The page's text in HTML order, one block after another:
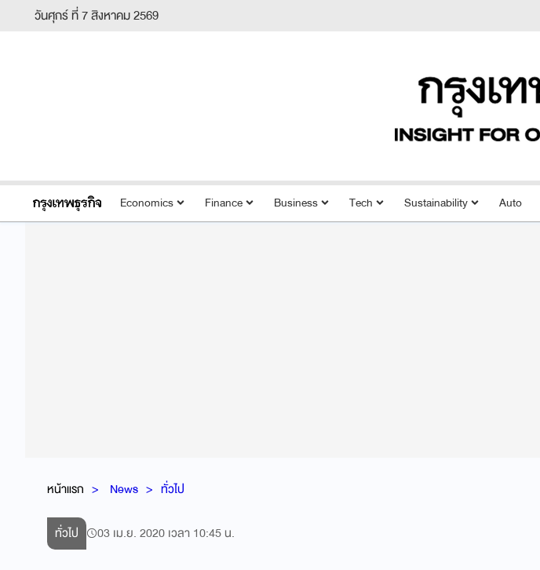
วันศุกร์ ที่ 7 สิงหาคม 2569
Economics Finance Business Tech Sustainability Auto
หน้าแรก News ทั่วไป
ทั่วไป 03 เม.ย. 2020 เวลา 10:45 น.